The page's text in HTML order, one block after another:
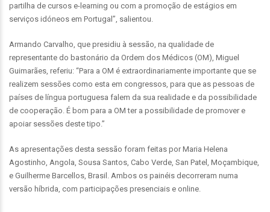
partilha de cursos e-learning ou com a promoção de estágios em
serviços idóneos em Portugal”, salientou.
Armando Carvalho, que presidiu à sessão, na qualidade de
representante do bastonário da Ordem dos Médicos (OM), Miguel
Guimarães, referiu: “Para a OM é extraordinariamente importante que se
realizem sessões como esta em congressos, para que as pessoas de
países de língua portuguesa falem da sua realidade e da possibilidade
de cooperação. É bom para a OM ter a possibilidade de promover e
apoiar sessões deste tipo.”
As apresentações desta sessão foram feitas por Maria Helena
Agostinho, Angola, Sousa Santos, Cabo Verde, San Patel, Moçambique,
e Guilherme Barcellos, Brasil. Ambos os painéis decorreram numa
versão híbrida, com participações presenciais e online.